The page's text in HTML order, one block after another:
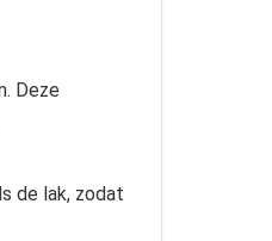
Deze
de lak, zodat